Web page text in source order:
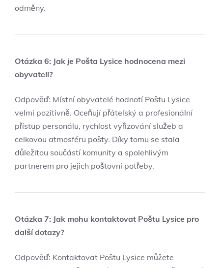
odměny.
Otázka 6: Jak je Pošta Lysice hodnocena mezi
obyvateli?
Odpověď: Místní obyvatelé hodnotí Poštu Lysice
velmi pozitivně. Oceňují přátelský a profesionální
přístup personálu, rychlost vyřizování služeb a
celkovou atmosféru pošty. Díky tomu se stala
důležitou součástí komunity a spolehlivým
partnerem pro jejich poštovní potřeby.
Otázka 7: Jak mohu kontaktovat Poštu Lysice pro
další dotazy?
Odpověď: Kontaktovat Poštu Lysice můžete